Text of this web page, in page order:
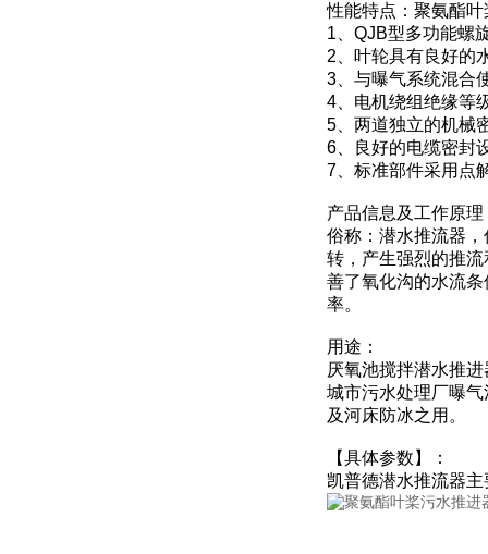
性能特点：聚氨酯叶
1、QJB型多功能螺
2、叶轮具有良好的
3、与曝气系统混合
4、电机绕组绝缘等
5、两道独立的机械
6、良好的电缆密封
7、标准部件采用点
产品信息及工作原理
俗称：潜水推流器
转，产生强烈的推
善了氧化沟的水流
率。
用途：
厌氧池搅拌潜水推
城市污水处理厂曝
及河床防冰之用。
【具体参数】：
凯普德潜水推流